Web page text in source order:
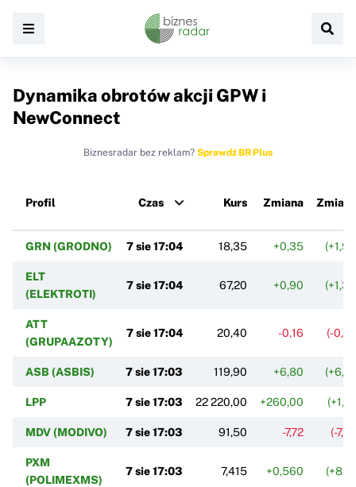
Dynamika obrotów akcji GPW i
NewConnect
Biznesradar bez reklam? Sprawdź BR Plus
Profil Czas Kurs Zmiana
GRN (GRODNO) 7 sie 17:04 18,35 +0,35
ELT
(ELEKTROTI)
7 sie 17:04 67,20 +0,90
ATT
(GRUPAAZOTY)
7 sie 17:04 20,40 -0,16 (-
ASB (ASBIS) 7 sie 17:03 119,90 +6,80
LPP 7 sie 17:03 22 220,00 +260,00
MDV (MODIVO) 7 sie 17:03 91,50 -7,72 (-
PXM
(POLIMEXMS)
7 sie 17:03 7,415 +0,560